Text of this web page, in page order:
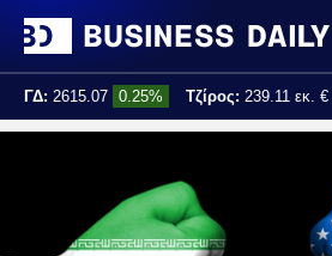
ΓΔ: 2615.07 0.25% Τζίρος: 239.11 εκ. €